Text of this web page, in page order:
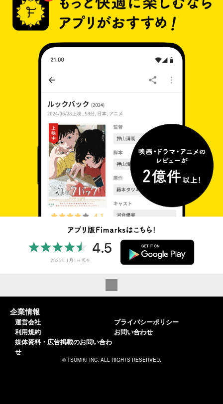
企業情報
運営会社
利用規約
媒体資料・広告掲載のお問い合わ
せ
プライバシーポリシー
お問い合わせ
© TSUMIKI INC. ALL RIGHTS RESERVED.